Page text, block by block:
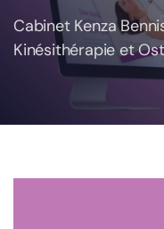
Cabinet Kenza
Kinésithérapie et